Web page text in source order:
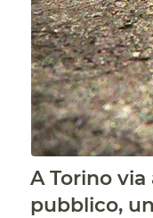
A Torino
pubblico,